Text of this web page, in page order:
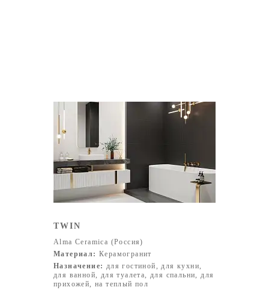
TWIN
Alma Ceramica (Россия)
Материал: Керамогранит
Назначение: для гостиной, для кухни,
для ванной, для туалета, для спальни, для
прихожей, на теплый пол